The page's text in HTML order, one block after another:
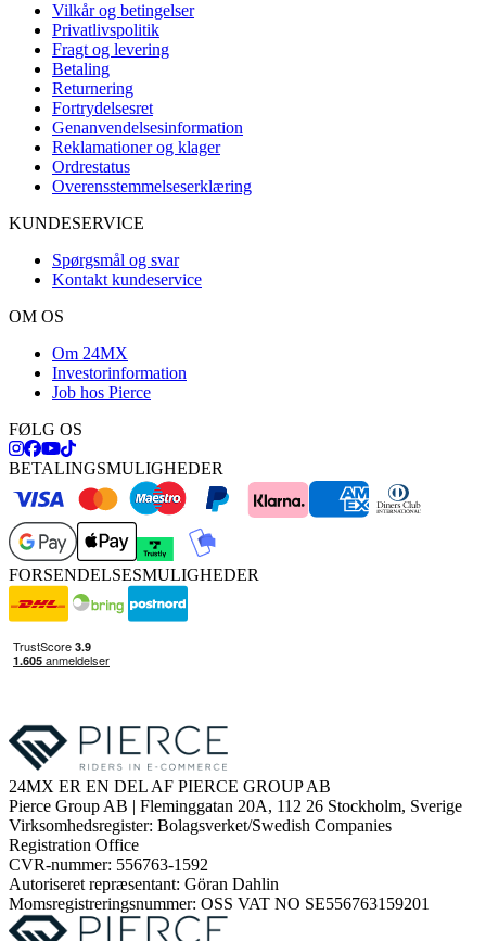
Vilkår og betingelser
Privatlivspolitik
Fragt og levering
Betaling
Returnering
Fortrydelsesret
Genanvendelsesinformation
Reklamationer og klager
Ordrestatus
Overensstemmelseserklæring
KUNDESERVICE
Spørgsmål og svar
Kontakt kundeservice
OM OS
Om 24MX
Investorinformation
Job hos Pierce
FØLG OS
BETALINGSMULIGHEDER
FORSENDELSESMULIGHEDER
24MX ER EN DEL AF PIERCE GROUP AB
Pierce Group AB | Fleminggatan 20A, 112 26 Stockholm, Sverige
Virksomhedsregister: Bolagsverket/Swedish Companies
Registration Office
CVR-nummer: 556763-1592
Autoriseret repræsentant: Göran Dahlin
Momsregistreringsnummer: OSS VAT NO SE556763159201